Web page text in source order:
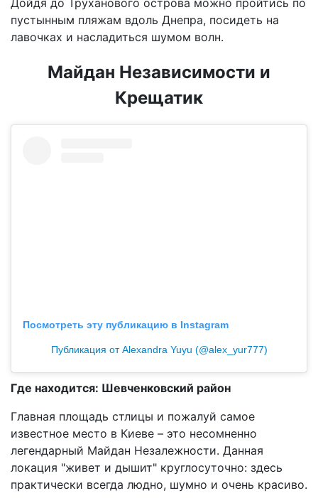
пустынным пляжам вдоль Днепра, посидеть на
лавочках и насладиться шумом волн.
Майдан Независимости и
Крещатик
Посмотреть эту публикацию в Instagram
Публикация от Аlexandra Yuyu (@alex_yur777)
Где находится: Шевченковский район
Главная площадь стлицы и пожалуй самое
известное место в Киеве – это несомненно
легендарный Майдан Незалежности. Данная
локация "живет и дышит" круглосуточно: здесь
практически всегда людно, шумно и очень красиво.